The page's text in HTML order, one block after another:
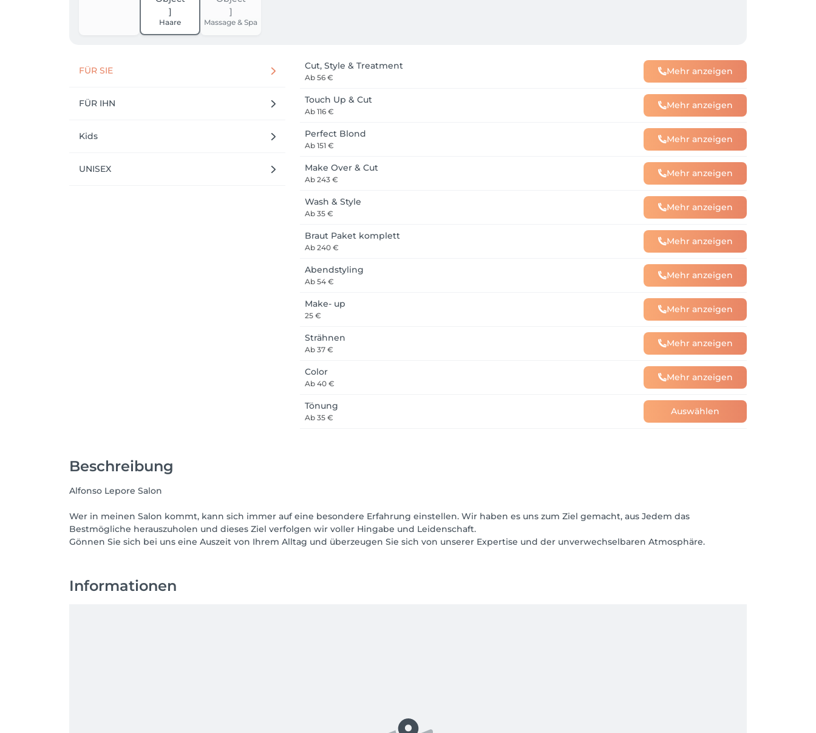
Haare Massage & Spa
FÜR SIE
FÜR IHN
Kids
UNISEX
Cut, Style & Treatment
Ab 56 €
Mehr anzeigen
Touch Up & Cut
Ab 116 €
Mehr anzeigen
Perfect Blond
Ab 151 €
Mehr anzeigen
Make Over & Cut
Ab 243 €
Mehr anzeigen
Wash & Style
Ab 35 €
Mehr anzeigen
Braut Paket komplett
Ab 240 €
Mehr anzeigen
Abendstyling
Ab 54 €
Mehr anzeigen
Make- up
25 €
Mehr anzeigen
Strähnen
Ab 37 €
Mehr anzeigen
Color
Ab 40 €
Mehr anzeigen
Tönung
Ab 35 €
Auswählen
Beschreibung
Alfonso Lepore Salon
Wer in meinen Salon kommt, kann sich immer auf eine besondere Erfahrung einstellen. Wir haben es uns zum Ziel gemacht, aus Jedem das
Bestmögliche herauszuholen und dieses Ziel verfolgen wir voller Hingabe und Leidenschaft.
Gönnen Sie sich bei uns eine Auszeit von Ihrem Alltag und überzeugen Sie sich von unserer Expertise und der unverwechselbaren Atmosphäre.
Informationen